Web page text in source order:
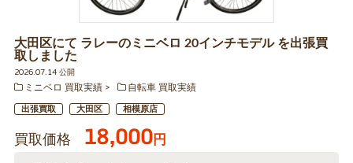
大田区にて ラレーのミニベロ 20インチモデル を出張買
取しました
2026.07.14 公開
ミニベロ 買取実績
自転車 買取実績
出張買取 大田区 相模原店
買取価格 18,000円